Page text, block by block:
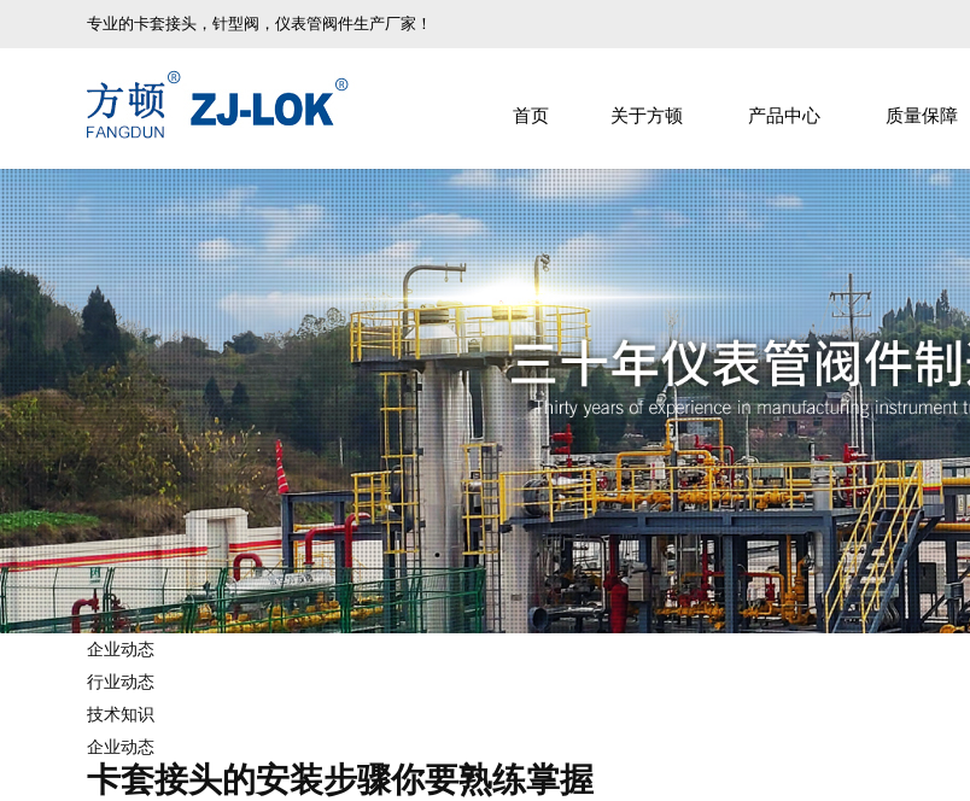
专业的卡套接头，针型阀，仪表管阀件生产厂家！
首页 关于方顿 产品中心 质量保障
企业动态
行业动态
技术知识
企业动态
卡套接头的安装步骤你要熟练掌握